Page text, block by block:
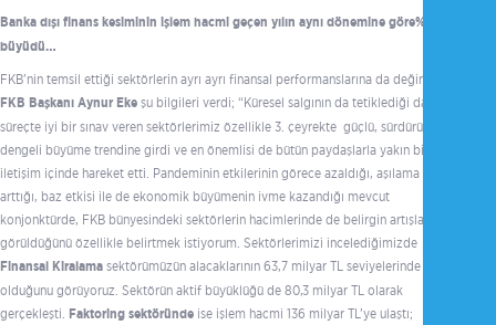
Banka dışı finans kesiminin işlem hacmi geçen yılın aynı dönemine göre%45
büyüdü…
FKB’nin temsil ettiği sektörlerin ayrı ayrı finansal performanslarına da değinen
FKB Başkanı Aynur Eke şu bilgileri verdi; “Küresel salgının da tetiklediği dalgalı
süreçte iyi bir sınav veren sektörlerimiz özellikle 3. çeyrekte güçlü, sürdürülebilir,
dengeli büyüme trendine girdi ve en önemlisi de bütün paydaşlarla yakın bir
iletişim içinde hareket etti. Pandeminin etkilerinin görece azaldığı, aşılama hızının
arttığı, baz etkisi ile de ekonomik büyümenin ivme kazandığı mevcut
konjonktürde, FKB bünyesindeki sektörlerin hacimlerinde de belirgin artışlar
görüldüğünü özellikle belirtmek istiyorum. Sektörlerimizi incelediğimizde
Finansal Kiralama sektörümüzün alacaklarının 63,7 milyar TL seviyelerinde
olduğunu görüyoruz. Sektörün aktif büyüklüğü de 80,3 milyar TL olarak
gerçekleşti. Faktoring sektöründe ise işlem hacmi 136 milyar TL’ye ulaştı;